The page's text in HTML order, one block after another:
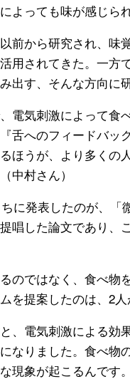
よっても味が感じら
前から研究され、味
用されてきた。一方
出す、そんな方向に
電気刺激によって
舌へのフィードバッ
ほうが、より多くの
中村さん）
に発表したのが、
唱した論文であり、
のではなく、食べ物
を提案したのは、2人
、電気刺激による
なりました。食べ物
現象が起こるんです